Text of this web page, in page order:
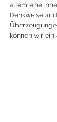
allem eine
Denkweise
können wir